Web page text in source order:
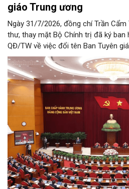
giáo Trung ương
Ngày 31/7/2026, đồng chí Trần
thư, thay mặt Bộ Chính trị đã ký ban
QĐ/TW về việc đổi tên Ban Tuyên
thành Ban Tuyên giáo Trung ương.